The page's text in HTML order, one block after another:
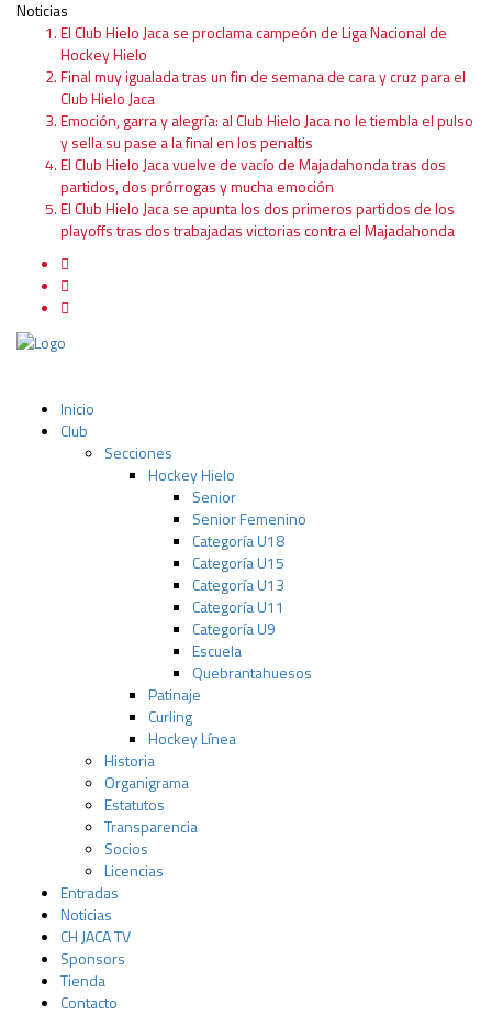
Noticias
El Club Hielo Jaca se proclama campeón de Liga Nacional de
Hockey Hielo
Final muy igualada tras un fin de semana de cara y cruz para el
Club Hielo Jaca
Emoción, garra y alegría: al Club Hielo Jaca no le tiembla el pulso
y sella su pase a la final en los penaltis
El Club Hielo Jaca vuelve de vacío de Majadahonda tras dos
partidos, dos prórrogas y mucha emoción
El Club Hielo Jaca se apunta los dos primeros partidos de los
playoffs tras dos trabajadas victorias contra el Majadahonda
Inicio
Club
Secciones
Hockey Hielo
Senior
Senior Femenino
Categoría U18
Categoría U15
Categoría U13
Categoría U11
Categoría U9
Escuela
Quebrantahuesos
Patinaje
Curling
Hockey Línea
Historia
Organigrama
Estatutos
Transparencia
Socios
Licencias
Entradas
Noticias
CH JACA TV
Sponsors
Tienda
Contacto